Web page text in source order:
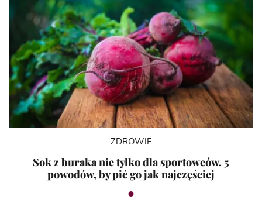
ZDROWIE
Sok z buraka nie tylko dla sportowców. 5
powodów, by pić go jak najczęściej